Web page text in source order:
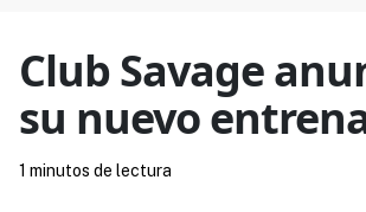
Club Savage
su nuevo
1 minutos de lectura